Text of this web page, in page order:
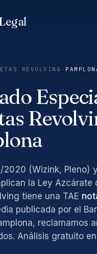
REVOLVING ›
2020 (Wizink, Pleno)
la Ley Azcárate
tiene una TAE
publicada por el
reclamamos
Análisis gratuito